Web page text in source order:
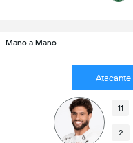
Mano a Mano
Atacante
11
2